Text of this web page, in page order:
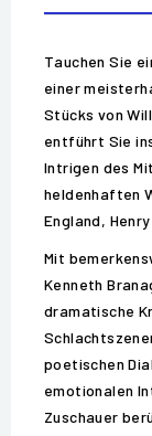
Tauchen Sie
einer
Stücks von
entführt Sie
Intrigen des
heldenhaften
England, Henry
Mit
Kenneth
dramatische
poetischen
emotionalen
Zuschauer